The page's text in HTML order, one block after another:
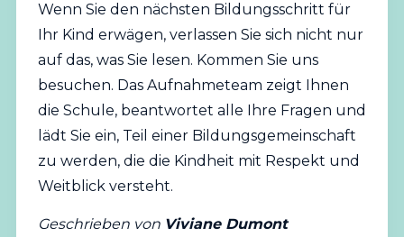
Wenn Sie den nächsten Bildungsschritt für
Ihr Kind erwägen, verlassen Sie sich nicht nur
auf das, was Sie lesen. Kommen Sie uns
besuchen. Das Aufnahmeteam zeigt Ihnen
die Schule, beantwortet alle Ihre Fragen und
lädt Sie ein, Teil einer Bildungsgemeinschaft
zu werden, die die Kindheit mit Respekt und
Weitblick versteht.
Geschrieben von Viviane Dumont